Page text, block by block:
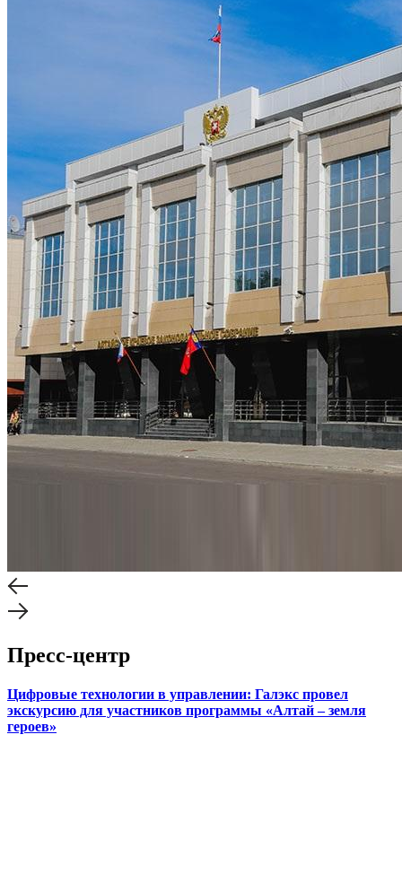
Пресс-центр
Цифровые технологии в управлении: Галэкс провел
экскурсию для участников программы «Алтай – земля
героев»